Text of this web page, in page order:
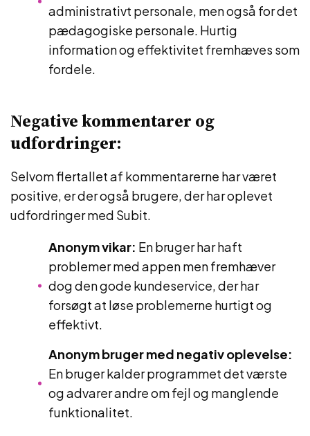
administrativt personale, men også for det
pædagogiske personale. Hurtig
information og effektivitet fremhæves som
fordele.
Negative kommentarer og
udfordringer:
Selvom flertallet af kommentarerne har været
positive, er der også brugere, der har oplevet
udfordringer med Subit.
Anonym vikar: En bruger har haft
problemer med appen men fremhæver
dog den gode kundeservice, der har
forsøgt at løse problemerne hurtigt og
effektivt.
Anonym bruger med negativ oplevelse:
En bruger kalder programmet det værste
og advarer andre om fejl og manglende
funktionalitet.